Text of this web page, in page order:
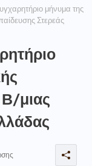
μήνυμα της
Στερεάς
Β/μιας